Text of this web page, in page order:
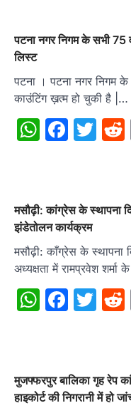
पटना नगर निगम के सभी 75
लिस्ट
पटना । पटना नगर निगम के
काउंटिंग ख़त्म हो चुकी है |…
मसौढ़ी: कांग्रेस के
झंडेतोलन कार्यक्रम
मसौढ़ी: काँग्रेस के
अध्यक्षता में रामप्रवेश शर्मा
मुजफ्फरपुर बालिका गृह रेप
हाइकोर्ट की निगरानी में हो